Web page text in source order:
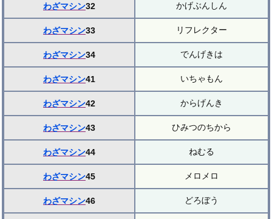
わざマシン32 かげぶんしん
わざマシン33 リフレクター
わざマシン34 でんげきは
わざマシン41 いちゃもん
わざマシン42 からげんき
わざマシン43 ひみつのちから
わざマシン44 ねむる
わざマシン45 メロメロ
わざマシン46 どろぼう